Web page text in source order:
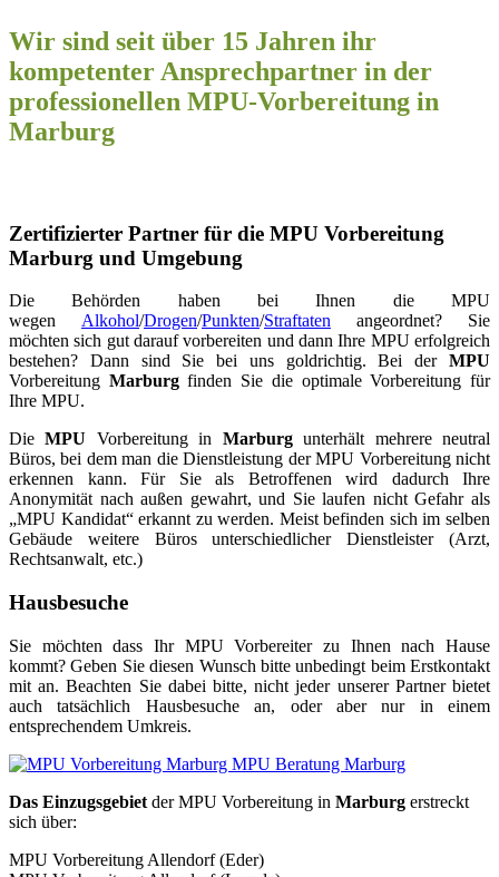
Wir sind seit über 15 Jahren ihr
kompetenter Ansprechpartner in der
professionellen MPU-Vorbereitung in
Marburg
Zertifizierter Partner für die MPU Vorbereitung
Marburg und Umgebung
Die Behörden haben bei Ihnen die MPU
wegen Alkohol/Drogen/Punkten/Straftaten angeordnet? Sie
möchten sich gut darauf vorbereiten und dann Ihre MPU erfolgreich
bestehen? Dann sind Sie bei uns goldrichtig. Bei der MPU
Vorbereitung Marburgfinden Sie die optimale Vorbereitung für
Ihre MPU.
DieMPU Vorbereitung in Marburgunterhält mehrere neutral
Büros, bei dem man die Dienstleistung der MPU Vorbereitung nicht
erkennen kann. Für Sie als Betroffenen wird dadurch Ihre
Anonymität nach außen gewahrt, und Sie laufen nicht Gefahr als
„MPU Kandidat“ erkannt zu werden. Meist befinden sich im selben
Gebäude weitere Büros unterschiedlicher Dienstleister (Arzt,
Rechtsanwalt, etc.)
Hausbesuche
Sie möchten dass Ihr MPU Vorbereiter zu Ihnen nach Hause
kommt? Geben Sie diesen Wunsch bitte unbedingt beim Erstkontakt
mit an. Beachten Sie dabei bitte, nicht jeder unserer Partner bietet
auch tatsächlich Hausbesuche an, oder aber nur in einem
entsprechendem Umkreis.
Das Einzugsgebiet der MPU Vorbereitung in Marburg erstreckt
sich über:
MPU Vorbereitung Allendorf (Eder)